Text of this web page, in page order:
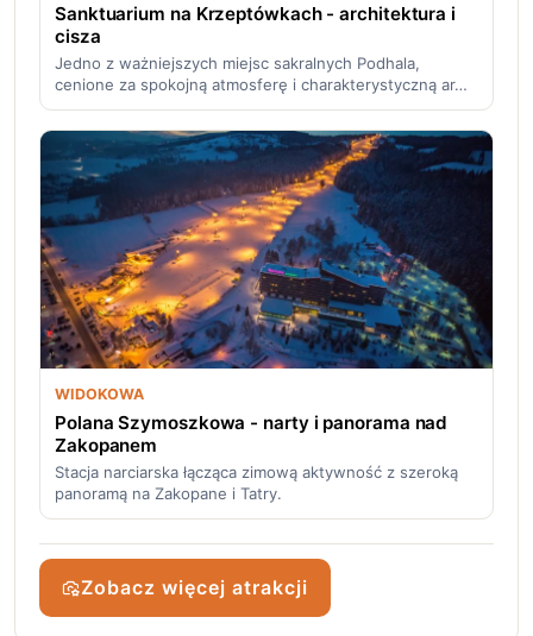
Sanktuarium na Krzeptówkach - architektura i
cisza
Jedno z ważniejszych miejsc sakralnych Podhala,
cenione za spokojną atmosferę i charakterystyczną ar…
WIDOKOWA
Polana Szymoszkowa - narty i panorama nad
Zakopanem
Stacja narciarska łącząca zimową aktywność z szeroką
panoramą na Zakopane i Tatry.
Zobacz więcej atrakcji